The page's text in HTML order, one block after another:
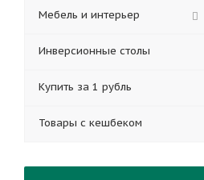
Мебель и интерьер
Инверсионные столы
Купить за 1 рубль
Товары с кешбеком